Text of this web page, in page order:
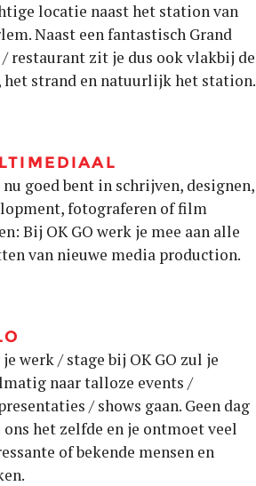
locatie naast het station van
Naast een fantastisch Grand
/ restaurant zit je dus ook vlakbij de
het strand en natuurlijk het station.
nu goed bent in schrijven, designen,
fotograferen of film
Bij OK GO werk je mee aan alle
van nieuwe media production.
werk / stage bij OK GO zul je
naar talloze events /
/ shows gaan. Geen dag
het zelfde en je ontmoet veel
of bekende mensen en